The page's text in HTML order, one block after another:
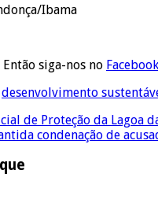
Ibama
siga-nos no Facebook
desenvolvimento
de Proteção da Lagoa
condenação de